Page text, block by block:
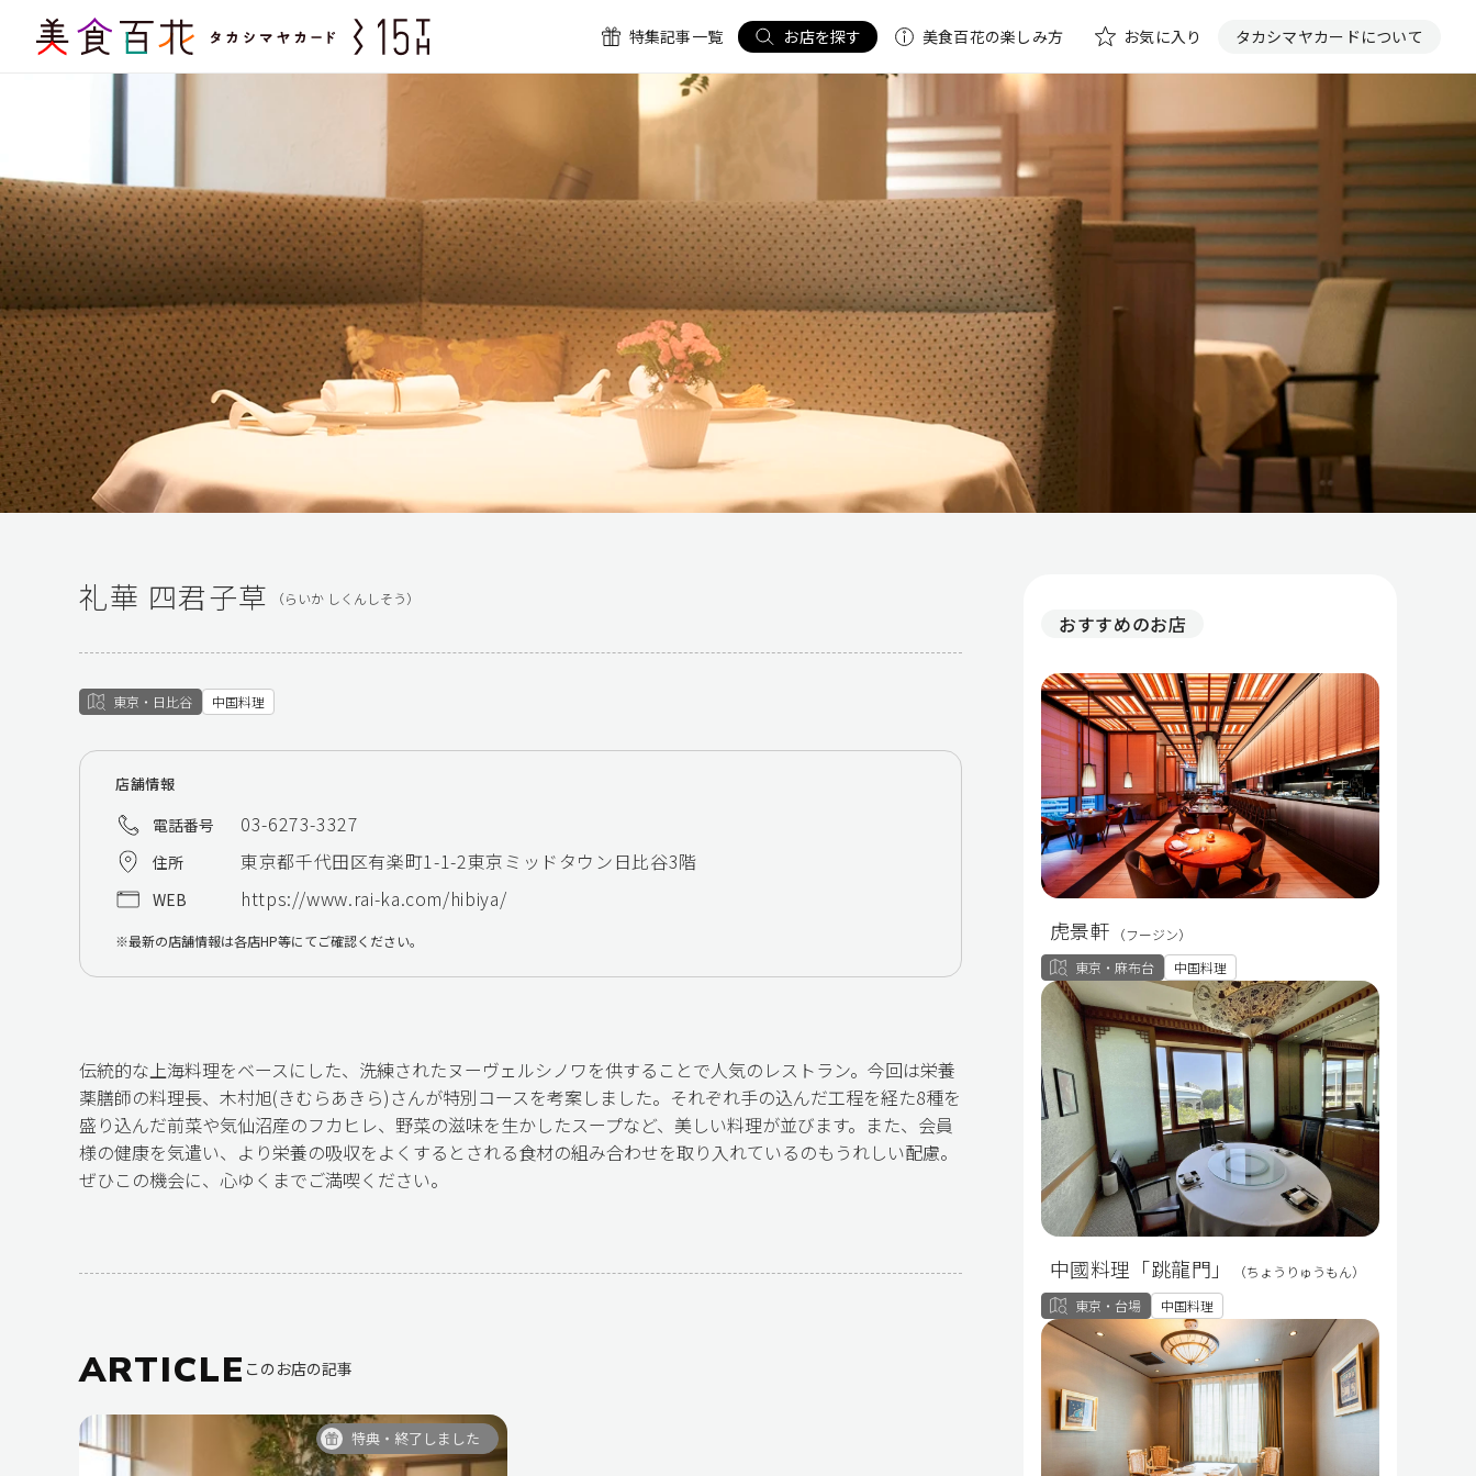
特集記事一覧 お店を探す 美食百花の楽しみ方 お気に入り タカシマヤカードについて
礼華 四君子草 （らいか しくんしそう）
東京・日比谷 中国料理
店舗情報
電話番号 03-6273-3327
住所 東京都千代田区有楽町1-1-2東京ミッドタウン日比谷3階
WEB https://www.rai-ka.com/hibiya/
最新の店舗情報は各店HP等にてご確認ください。
伝統的な上海料理をベースにした、洗練されたヌーヴェルシノワを供することで人気のレストラン。今回は栄養
薬膳師の料理長、木村旭(きむらあきら)さんが特別コースを考案しました。それぞれ手の込んだ工程を経た8種を
盛り込んだ前菜や気仙沼産のフカヒレ、野菜の滋味を生かしたスープなど、美しい料理が並びます。また、会員
様の健康を気遣い、より栄養の吸収をよくするとされる食材の組み合わせを取り入れているのもうれしい配慮。
ぜひこの機会に、心ゆくまでご満喫ください。
ARTICLE このお店の記事
特典・終了しました
おすすめのお店
虎景軒
（フージン）
東京・麻布台
中国料理
中國料理「跳龍門」
（ちょうりゅうもん）
東京・台場
中国料理